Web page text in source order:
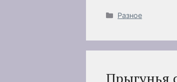
Рубрики
Разное